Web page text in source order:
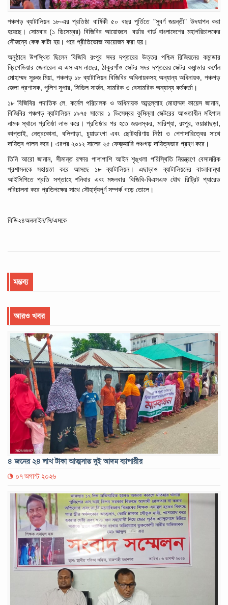
পঞ্চগড় ব্যাটালিয়ন ১৮-এর প্রতিষ্ঠা বার্ষিকী ৫০ বছর পূর্তিতে"সুবর্ণ জয়ন্তী" উদযাপন করা
হয়েছে। সোমবার(১ ডিসেম্বর) বিজিবির আয়োজনে বর্ডার গার্ড বাংলাদেশের মহাপরিচালকের
সৌজন্যে কেক কাটা হয়। পরে প্রীতিভোজ আয়োজন করা হয়।
অনুষ্ঠানে উপস্থিত ছিলেন বিজিবি রংপুর সদর দপ্তরের উত্তর পশ্চিম রিজিয়নের কমান্ডার
ব্রিগেডিয়ার জেনারেল এ এস এম নাছের,ঠাকুরগাঁও সেক্টর সদর দপ্তরের সেক্টর কমান্ডার কর্ণেল
মোহাম্মদ সুরুজ মিয়া, পঞ্চগড় ১৮ ব্যাটালিয়ন বিজিবির অধিনায়কসহ অন্যান্য অধিনায়ক,
পঞ্চগড়
জেলা প্রশাসক, পুলিশ সুপার, সিভিল সার্জন, সামরিক ও বেসামরিক অন্যান্য কর্মকর্তা।
১৮ বিজিবির পদাতিক লে. কর্নেল পরিচালক ও অধিনায়ক আব্দুল্লাহ মোহাম্মদ কায়েস জানান,
বিজিবির পঞ্চগড় ব্যাটালিয়ন ১৯৭৫ সালের ১ ডিসেম্বর কুমিল্লা সেক্টরের আওতাধীন মহিপাল
নামক স্থানে প্রতিষ্ঠা লাভ করে। প্রতিষ্ঠার পর হতে জয়লস্কর, মারিশ্যা, রংপুর,ওয়াগ্গাছড়া,
কাপ্তাই,নেত্রকোনা, বলিপাড়া,চুয়াডাংগা এবং ছোটহরিণায় নিষ্ঠা ও পেশাদারিত্বের সাথে
দায়িত্ব পালন করে। এরপর ২০১২ সালের ২৫ ফেব্রুয়ারি পঞ্চগড় দায়িত্বভার গ্রহণ করে।
তিনি আরো জানান, সীমান্ত রক্ষার পাশাপাশি আইন শৃঙ্খলা পরিস্থিতি নিয়ন্ত্রণে বেসামরিক
প্রশাসনকে
সহায়তা করে আসছে ১৮ ব্যাটালিয়ন। এছাড়াও ব্যাটালিয়নের
বাংলাবান্ধা
আইসিপিতে প্রতি সপ্তাহে শনিবার এবং মঙ্গলবার বিজিবি-বিএসএফ যৌথ রিট্রিট প্যারেড
পরিচালনা করে প্রতিপক্ষের সাথে সৌহার্দ্যপূর্ণ সম্পর্ক গড়ে তোলে।
বিডি২৪অনলাইন/সি/এমকে
মন্তব্য
আরও খবর
৪ জনের ২৪ লাখ টাকা আত্মসাত দুই আদম ব্যাপারীর
০৭ অগাস্ট ২০২৬